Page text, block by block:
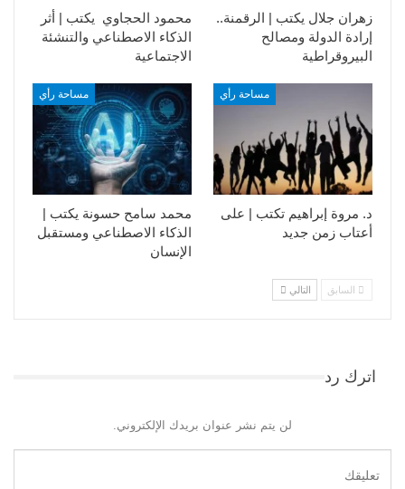
محمود الحجاوي يكتب | أثر
الذكاء الاصطناعي والتنشئة
الاجتماعية
زهران جلال يكتب | الرقمنة..
إرادة الدولة ومصالح
البيروقراطية
مساحة رأي
محمد سامح حسونة يكتب |
الذكاء الاصطناعي ومستقبل
الإنسان
مساحة رأي
د. مروة إبراهيم تكتب | على
أعتاب زمن جديد
السابق التالي
اترك رد
لن يتم نشر عنوان بريدك الإلكتروني.